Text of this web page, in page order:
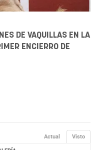
DE VAQUILLAS EN LA
ENCIERRO DE
Visto
Actual